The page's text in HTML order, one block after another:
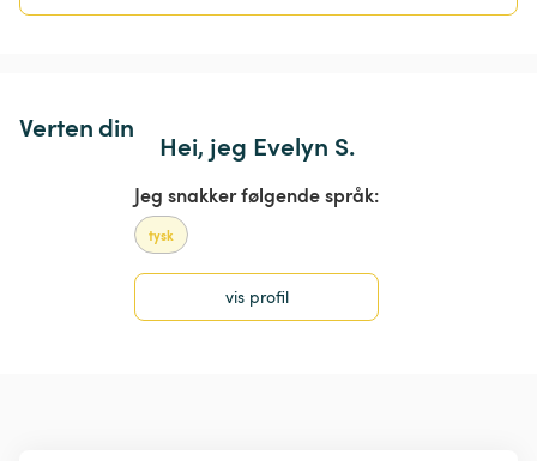
Verten din
Hei, jeg Evelyn S.
Jeg snakker følgende språk:
tysk
vis profil